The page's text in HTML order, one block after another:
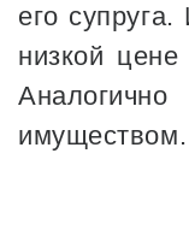
его
низкой
имуществом.